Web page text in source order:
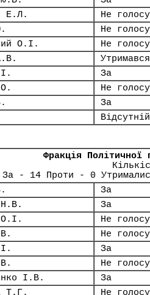
Е.Л.
Не
Не
О.І.
Не
Утримався
За
Не
За
Відсутній
Фракція Політичної
За - 14 Проти - 0
За
Н.В.
За
О.І.
Не
Не
За
Не
І.В.
За
Т.Г.
Не